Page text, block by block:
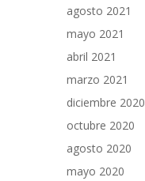
agosto 2021
mayo 2021
abril 2021
marzo 2021
diciembre 2020
octubre 2020
agosto 2020
mayo 2020